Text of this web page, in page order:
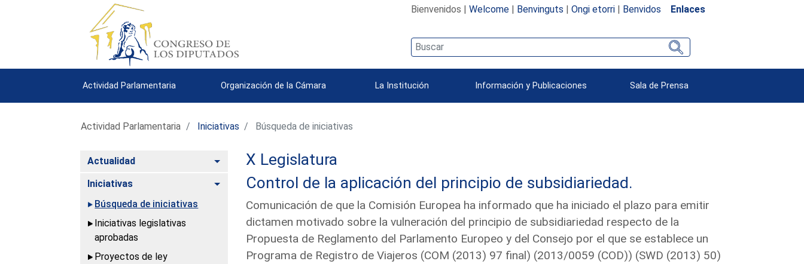
Bienvenidos | Welcome| Benvinguts | Ongi etorri| Benvidos Enlaces
Actividad Parlamentaria Organización de la Cámara La Institución Información y Publicaciones Sala de Prensa
Actividad Parlamentaria Iniciativas Búsqueda de iniciativas
Actualidad Alternar
Iniciativas
Alternar
Búsqueda de iniciativas
Iniciativas legislativas
aprobadas
Proyectos de ley
X Legislatura
Control de la aplicación del principio de subsidiariedad.
Comunicación de que la Comisión Europea ha informado que ha iniciado el plazo para emitir
dictamen motivado sobre la vulneración del principio de subsidiariedad respecto de la
Propuesta de Reglamento del Parlamento Europeo y del Consejo por el que se establece un
Programa de Registro de Viajeros (COM (2013) 97 final) (2013/0059 (COD)) (SWD (2013) 50)